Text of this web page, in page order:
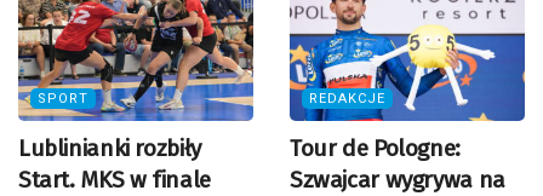
SPORT
Lublinianki rozbiły
Start. MKS w finale
REDAKCJE
Tour de Pologne:
Szwajcar wygrywa na